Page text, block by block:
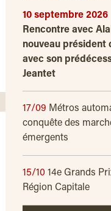
10 septembre 2026
Rencontre avec
nouveau président
avec son
Jeantet
17/09 Métros
conquête des
émergents
15/10 14e Grands
Région Capitale